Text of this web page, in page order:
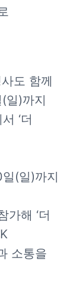
도 함께
일)까지
‘더
일(일)까지
가해 ‘더
소통을